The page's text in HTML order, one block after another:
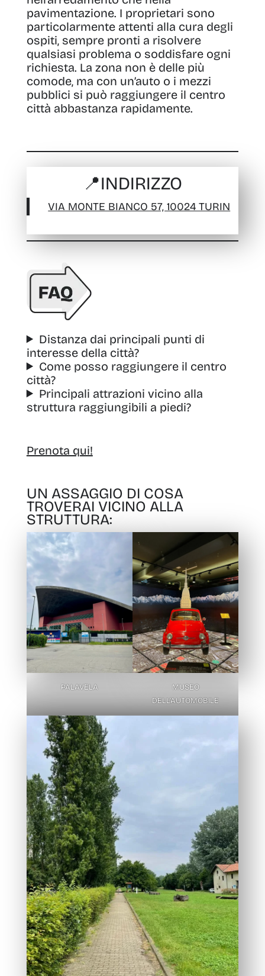
pavimentazione. I proprietari sono
particolarmente attenti alla cura degli
ospiti, sempre pronti a risolvere
qualsiasi problema o soddisfare ogni
richiesta. La zona non è delle più
comode, ma con un’auto o i mezzi
pubblici si può raggiungere il centro
città abbastanza rapidamente.
📍INDIRIZZO
VIA MONTE BIANCO 57, 10024 TURIN
Distanza dai principali punti di
interesse della città?
Come posso raggiungere il centro
città?
Principali attrazioni vicino alla
struttura raggiungibili a piedi?
Prenota qui!
UN ASSAGGIO DI COSA
TROVERAI VICINO ALLA
STRUTTURA:
PALAVELA
MUSEO
DELL’AUTOMOBILE